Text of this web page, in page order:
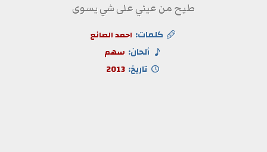
طيح من عيني على شي يسوى
كلمات: احمد الصانع
ألحان: سهم
تاريخ: 2013